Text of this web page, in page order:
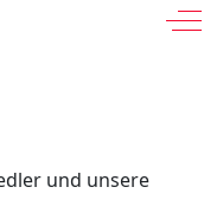
und unsere